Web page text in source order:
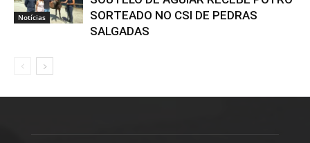
Notícias
SORTEADO NO CSI DE PEDRAS
SALGADAS